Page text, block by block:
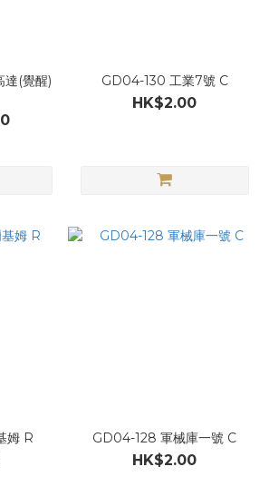
(覺醒)
GD04-130 工業7號 C
HK$2.00
姆 R GD04-128 軍械庫一號 C
HK$2.00